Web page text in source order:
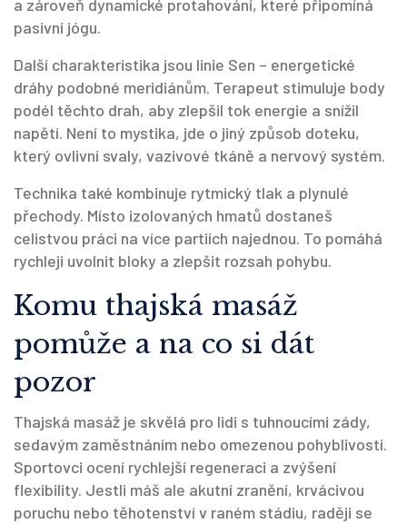
a zároveň dynamické protahování, které připomíná
pasivní jógu.
Další charakteristika jsou linie Sen – energetické
dráhy podobné meridiánům. Terapeut stimuluje body
podél těchto drah, aby zlepšil tok energie a snížil
napětí. Není to mystika, jde o jiný způsob doteku,
který ovlivní svaly, vazivové tkáně a nervový systém.
Technika také kombinuje rytmický tlak a plynulé
přechody. Místo izolovaných hmatů dostaneš
celistvou práci na více partiích najednou. To pomáhá
rychleji uvolnit bloky a zlepšit rozsah pohybu.
Komu thajská masáž
pomůže a na co si dát
pozor
Thajská masáž je skvělá pro lidi s tuhnoucími zády,
sedavým zaměstnáním nebo omezenou pohyblivostí.
Sportovci ocení rychlejší regeneraci a zvýšení
flexibility. Jestli máš ale akutní zranění, krvácivou
poruchu nebo těhotenství v raném stádiu, raději se